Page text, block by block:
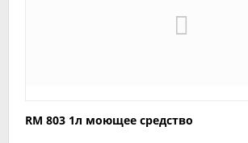
RM 803 1л моющее средство